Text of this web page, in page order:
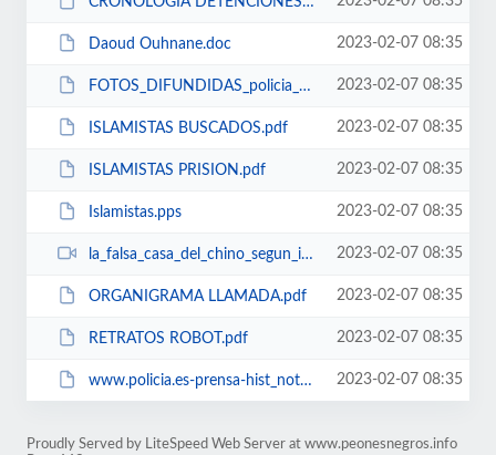
Daoud Ouhnane.doc 2023-02-07 08:35
FOTOS_DIFUNDIDAS_policia_31-03-2004.pdf 2023-02-07 08:35
ISLAMISTAS BUSCADOS.pdf 2023-02-07 08:35
ISLAMISTAS PRISION.pdf 2023-02-07 08:35
Islamistas.pps 2023-02-07 08:35
la_falsa_casa_del_chino_segun_informativos_telecuatro.avi 2023-02-07 08:35
ORGANIGRAMA LLAMADA.pdf 2023-02-07 08:35
RETRATOS ROBOT.pdf 2023-02-07 08:35
www.policia.es-prensa-hist_nota_pren-040727_2.pdf 2023-02-07 08:35
Proudly Served by LiteSpeed Web Server at www.peonesnegros.info